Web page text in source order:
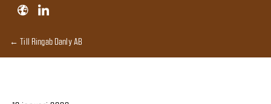
← Till Ringab Danly AB